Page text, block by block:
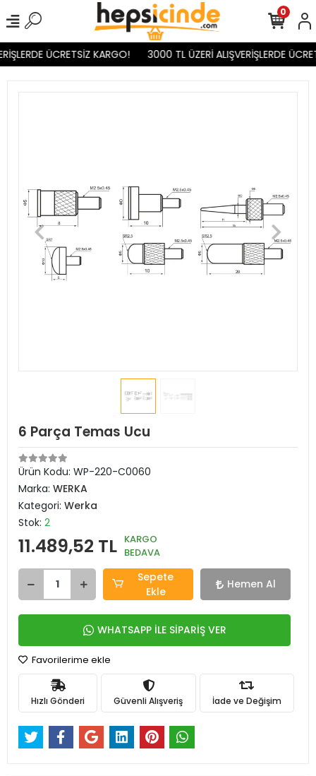
ÜCRETSİZ KARGO! 3000 TL ÜZERİ ALIŞVERİŞLERDE
0
6 Parça Temas Ucu
Ürün Kodu: WP-220-C0060
Marka: WERKA
Kategori: Werka
Stok: 2
11.489,52 TL KARGO
BEDAVA
Sepete
Ekle
Hemen Al
WHATSAPP İLE SİPARİŞ VER
Favorilerime ekle
Hızlı Gönderi Güvenli Alışveriş İade ve Değişim